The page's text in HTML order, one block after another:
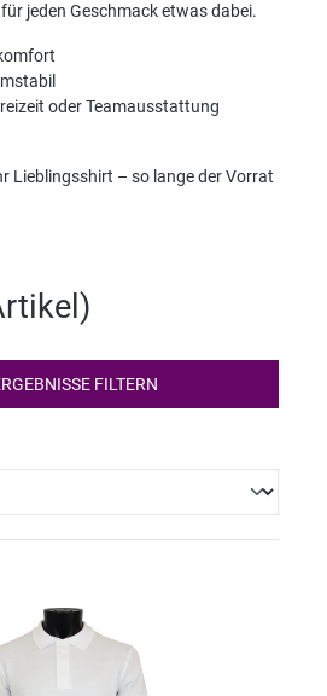
jeden Geschmack etwas dabei.
oder Teamausstattung
Lieblingsshirt – so lange der Vorrat
)
FILTERN